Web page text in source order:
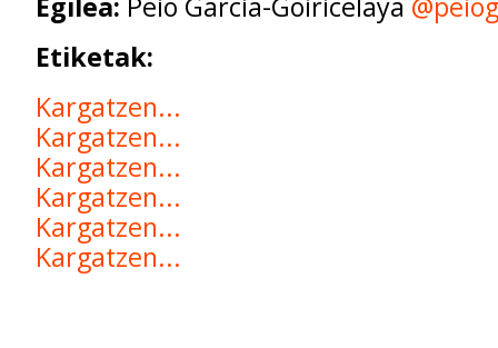
Etiketak:
Kargatzen...
Kargatzen...
Kargatzen...
Kargatzen...
Kargatzen...
Kargatzen...